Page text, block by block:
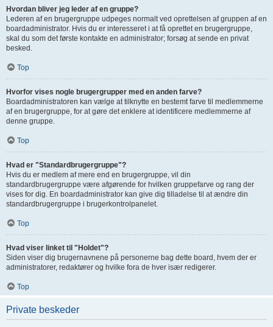
Hvordan bliver jeg leder af en gruppe?
Lederen af en brugergruppe udpeges normalt ved oprettelsen af gruppen af en
boardadministrator. Hvis du er interesseret i at få oprettet en brugergruppe,
skal du som det første kontakte en administrator; forsøg at sende en privat
besked.
Top
Hvorfor vises nogle brugergrupper med en anden farve?
Boardadministratoren kan vælge at tilknytte en bestemt farve til medlemmerne
af en brugergruppe, for at gøre det enklere at identificere medlemmerne af
denne gruppe.
Top
Hvad er "Standardbrugergruppe"?
Hvis du er medlem af mere end en brugergruppe, vil din
standardbrugergruppe være afgørende for hvilken gruppefarve og rang der
vises for dig. En boardadministrator kan give dig tilladelse til at ændre din
standardbrugergruppe i brugerkontrolpanelet.
Top
Hvad viser linket til "Holdet"?
Siden viser dig brugernavnene på personerne bag dette board, hvem der er
administratorer, redaktører og hvilke fora de hver især redigerer.
Top
Private beskeder